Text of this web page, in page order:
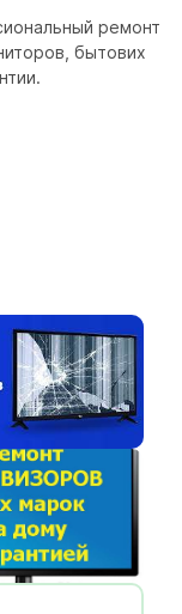
ремонт
бытових